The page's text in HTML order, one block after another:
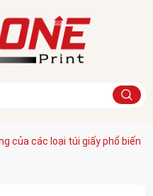
của các loại túi giấy phổ biến